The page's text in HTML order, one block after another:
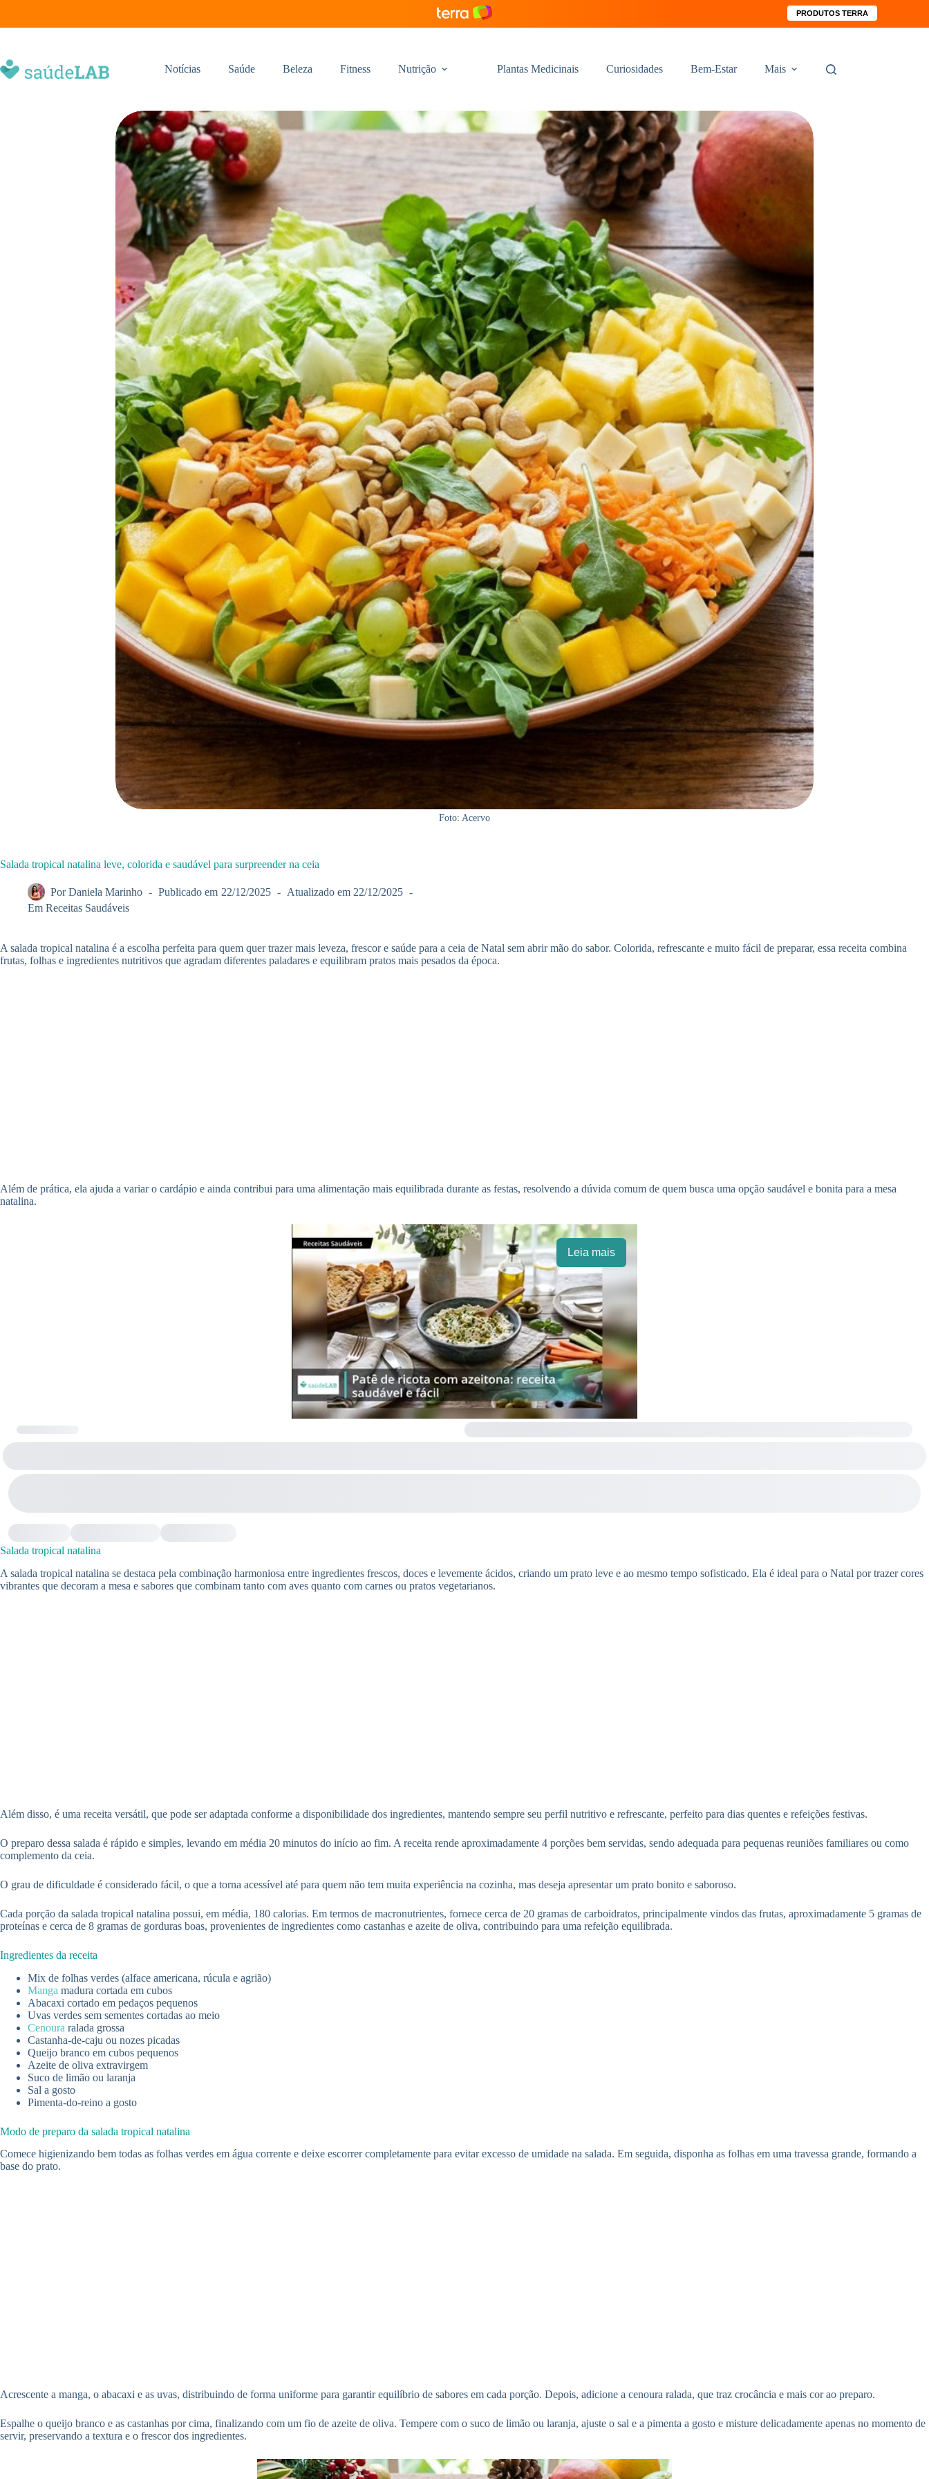
PRODUTOS TERRA
Notícias Saúde Beleza Fitness Nutrição Plantas Medicinais Curiosidades Bem-Estar Mais
Foto: Acervo
Salada tropical natalina leve, colorida e saudável para surpreender na ceia
Por Daniela Marinho Publicado em 22/12/2025 Atualizado em 22/12/2025
Em Receitas Saudáveis
A salada tropical natalina é a escolha perfeita para quem quer trazer mais leveza, frescor e saúde para a ceia de Natal sem abrir mão do sabor. Colorida, refrescante e muito fácil de preparar, essa receita combina
frutas, folhas e ingredientes nutritivos que agradam diferentes paladares e equilibram pratos mais pesados da época.
Além de prática, ela ajuda a variar o cardápio e ainda contribui para uma alimentação mais equilibrada durante as festas, resolvendo a dúvida comum de quem busca uma opção saudável e bonita para a mesa
natalina.
Leia mais
Salada tropical natalina
A salada tropical natalina se destaca pela combinação harmoniosa entre ingredientes frescos, doces e levemente ácidos, criando um prato leve e ao mesmo tempo sofisticado. Ela é ideal para o Natal por trazer cores
vibrantes que decoram a mesa e sabores que combinam tanto com aves quanto com carnes ou pratos vegetarianos.
Além disso, é uma receita versátil, que pode ser adaptada conforme a disponibilidade dos ingredientes, mantendo sempre seu perfil nutritivo e refrescante, perfeito para dias quentes e refeições festivas.
O preparo dessa salada é rápido e simples, levando em média 20 minutos do início ao fim. A receita rende aproximadamente 4 porções bem servidas, sendo adequada para pequenas reuniões familiares ou como
complemento da ceia.
O grau de dificuldade é considerado fácil, o que a torna acessível até para quem não tem muita experiência na cozinha, mas deseja apresentar um prato bonito e saboroso.
Cada porção da salada tropical natalina possui, em média, 180 calorias. Em termos de macronutrientes, fornece cerca de 20 gramas de carboidratos, principalmente vindos das frutas, aproximadamente 5 gramas de
proteínas e cerca de 8 gramas de gorduras boas, provenientes de ingredientes como castanhas e azeite de oliva, contribuindo para uma refeição equilibrada.
Ingredientes da receita
Mix de folhas verdes (alface americana, rúcula e agrião)
Manga madura cortada em cubos
Abacaxi cortado em pedaços pequenos
Uvas verdes sem sementes cortadas ao meio
Cenoura ralada grossa
Castanha-de-caju ou nozes picadas
Queijo branco em cubos pequenos
Azeite de oliva extravirgem
Suco de limão ou laranja
Sal a gosto
Pimenta-do-reino a gosto
Modo de preparo da salada tropical natalina
Comece higienizando bem todas as folhas verdes em água corrente e deixe escorrer completamente para evitar excesso de umidade na salada. Em seguida, disponha as folhas em uma travessa grande, formando a
base do prato.
Acrescente a manga, o abacaxi e as uvas, distribuindo de forma uniforme para garantir equilíbrio de sabores em cada porção. Depois, adicione a cenoura ralada, que traz crocância e mais cor ao preparo.
Espalhe o queijo branco e as castanhas por cima, finalizando com um fio de azeite de oliva. Tempere com o suco de limão ou laranja, ajuste o sal e a pimenta a gosto e misture delicadamente apenas no momento de
servir, preservando a textura e o frescor dos ingredientes.